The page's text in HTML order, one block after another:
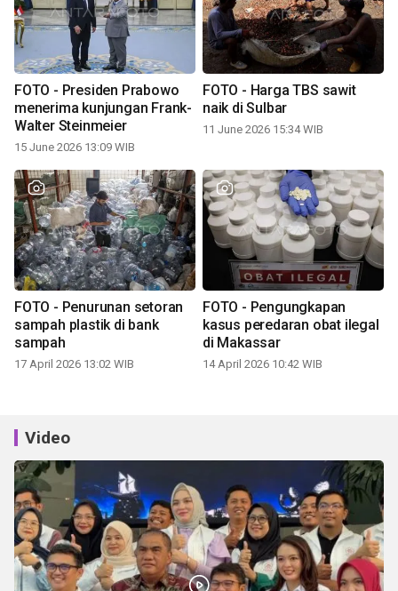
FOTO - Presiden Prabowo
menerima kunjungan Frank-
Walter Steinmeier
15 June 2026 13:09 WIB
FOTO - Harga TBS sawit
naik di Sulbar
11 June 2026 15:34 WIB
FOTO - Penurunan setoran
sampah plastik di bank
sampah
17 April 2026 13:02 WIB
FOTO - Pengungkapan
kasus peredaran obat ilegal
di Makassar
14 April 2026 10:42 WIB
Video